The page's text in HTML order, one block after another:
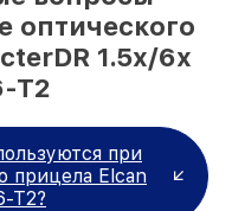
оптического
1.5x/6x
T2
при
прицела Elcan
T2?